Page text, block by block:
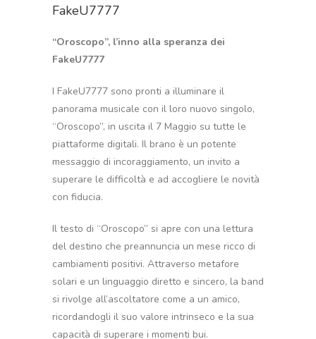
FakeU7777
“Oroscopo”, l’inno alla speranza dei
FakeU7777
I FakeU7777 sono pronti a illuminare il
panorama musicale con il loro nuovo singolo,
“Oroscopo”, in uscita il 7 Maggio su tutte le
piattaforme digitali. Il brano è un potente
messaggio di incoraggiamento, un invito a
superare le difficoltà e ad accogliere le novità
con fiducia.
Il testo di “Oroscopo” si apre con una lettura
del destino che preannuncia un mese ricco di
cambiamenti positivi. Attraverso metafore
solari e un linguaggio diretto e sincero, la band
si rivolge all’ascoltatore come a un amico,
ricordandogli il suo valore intrinseco e la sua
capacità di superare i momenti bui.